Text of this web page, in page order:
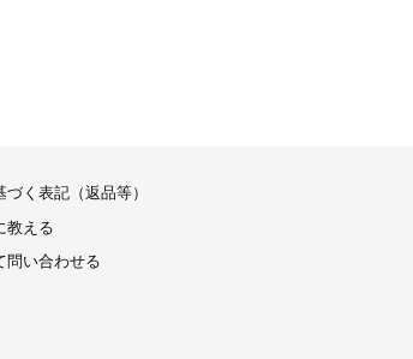
く表記（返品等）
教える
問い合わせる